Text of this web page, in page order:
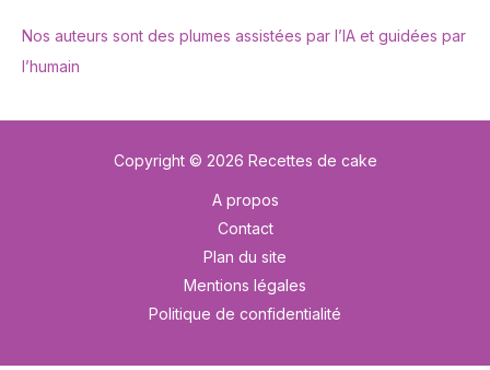
Nos auteurs sont des plumes assistées par l’IA et guidées par
l’humain
Copyright © 2026 Recettes de cake
A propos
Contact
Plan du site
Mentions légales
Politique de confidentialité